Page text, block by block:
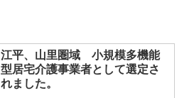
江平、山里圏域 小規模多機能
型居宅介護事業者として選定さ
れました。